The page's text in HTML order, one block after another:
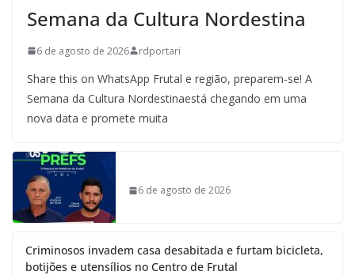
Semana da Cultura Nordestina
6 de agosto de 2026 rdportari
Share this on WhatsApp Frutal e região, preparem-se! A
Semana da Cultura Nordestinaestá chegando em uma
nova data e promete muita
6 de agosto de 2026
Criminosos invadem casa desabitada e furtam bicicleta,
botijões e utensílios no Centro de Frutal